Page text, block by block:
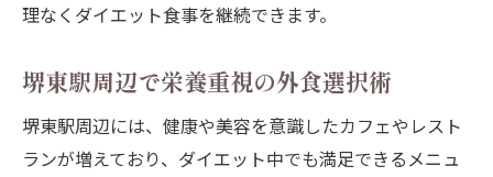
理なくダイエット食事を継続できます。
堺東駅周辺で栄養重視の外食選択術
堺東駅周辺には、健康や美容を意識したカフェやレスト
ランが増えており、ダイエット中でも満足できるメニュ